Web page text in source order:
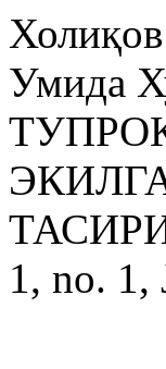
Умида
1, no. 1,